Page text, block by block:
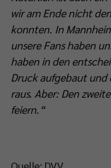
wir am Ende nicht
konnten. In
unsere Fans haben
haben in den
Druck aufgebaut
raus. Aber: Den
feiern.“
Quelle: DVV